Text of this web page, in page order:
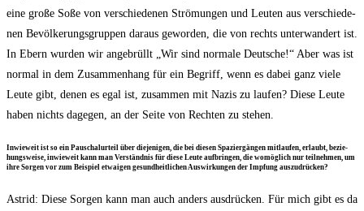
eine gro­ße Soße von ver­schie­de­nen Strö­mun­gen und Leu­ten aus ver­schie­de­
nen Bevöl­ke­rungs­grup­pen dar­aus gewor­den, die von rechts unter­wan­dert ist.
In Ebern wur­den wir ange­brüllt „Wir sind nor­ma­le Deut­sche!“ Aber was ist
nor­mal in dem Zusam­men­hang für ein Begriff, wenn es dabei ganz vie­le
Leu­te gibt, denen es egal ist, zusam­men mit Nazis zu lau­fen? Die­se Leu­te
haben nichts dage­gen, an der Sei­te von Rech­ten zu stehen.
Inwie­weit ist so ein Pau­schal­ur­teil über die­je­ni­gen, die bei die­sen Spa­zier­gän­gen mit­lau­fen, erlaubt, bezie­
hungs­wei­se, inwie­weit kann man Ver­ständ­nis für die­se Leu­te auf­brin­gen, die womög­lich nur teil­neh­men, um
ihre Sor­gen vor zum Bei­spiel etwa­igen gesund­heit­li­chen Aus­wir­kun­gen der Imp­fung auszudrücken?
Astrid: Die­se Sor­gen kann man auch anders aus­drü­cken. Für mich gibt es da